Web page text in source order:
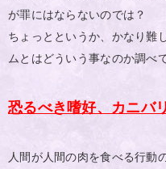
が罪にはならないのでは？
ちょっとというか、かなり難
ムとはどういう事なのか調べ
恐るべき嗜好、カニバ
人間が人間の肉を食べる行動